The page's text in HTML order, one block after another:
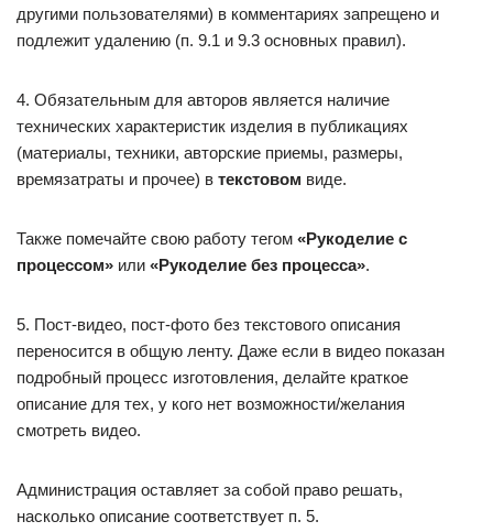
другими пользователями) в комментариях запрещено и
подлежит удалению (п. 9.1 и 9.3 основных правил).
4. Обязательным для авторов является наличие
технических характеристик изделия в публикациях
(материалы, техники, авторские приемы, размеры,
времязатраты и прочее) в текстовом виде.
Также помечайте свою работу тегом «Рукоделие с
процессом» или «Рукоделие без процесса».
5. Пост-видео, пост-фото без текстового описания
переносится в общую ленту. Даже если в видео показан
подробный процесс изготовления, делайте краткое
описание для тех, у кого нет возможности/желания
смотреть видео.
Администрация оставляет за собой право решать,
насколько описание соответствует п. 5.